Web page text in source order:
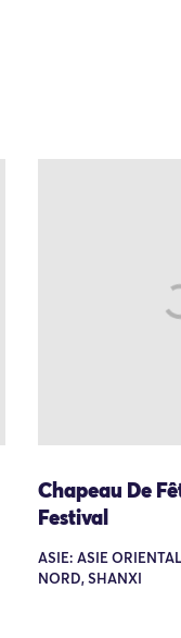
Chapeau De
Festival
ASIE: ASIE
NORD, SHANXI